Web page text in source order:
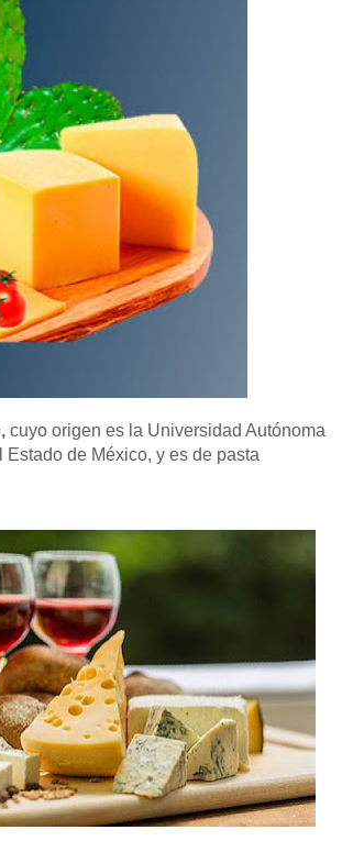
cuyo origen es la Universidad Autónoma
de México, y es de pasta